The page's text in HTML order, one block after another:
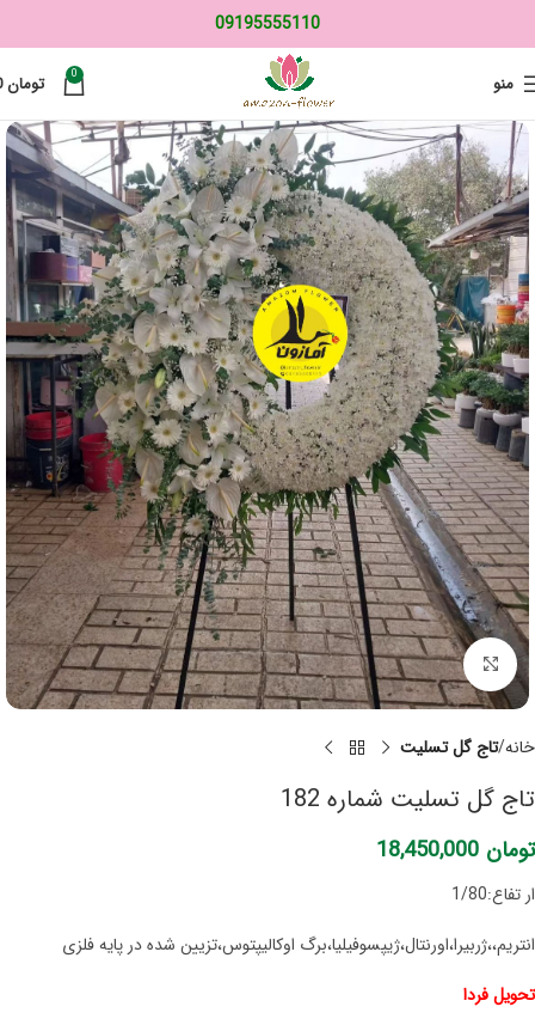
09195555110
منو 0 تومان0
برای بزرگنمایی کلیک کنید
خانه تاج گل تسلیت
تاج گل تسلیت شماره 182
تومان
ار تفاع:1/80
انتریم،،ژربیرا،اورنتال،ژیپسوفیلیا،برگ اوکالیپتوس،تزیین شده در پایه فلزی
تحویل فردا